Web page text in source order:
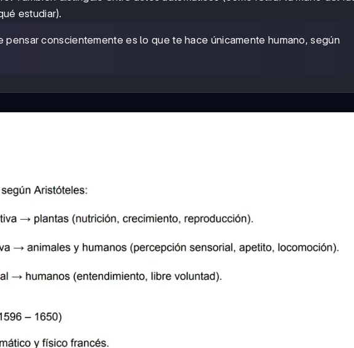
estudiar).
pensar conscientemente es lo que te hace únicamente humano, según